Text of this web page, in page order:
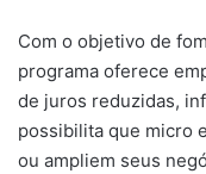
Com o objetivo de
programa oferece
de juros reduzidas,
possibilita que micro
ou ampliem seus